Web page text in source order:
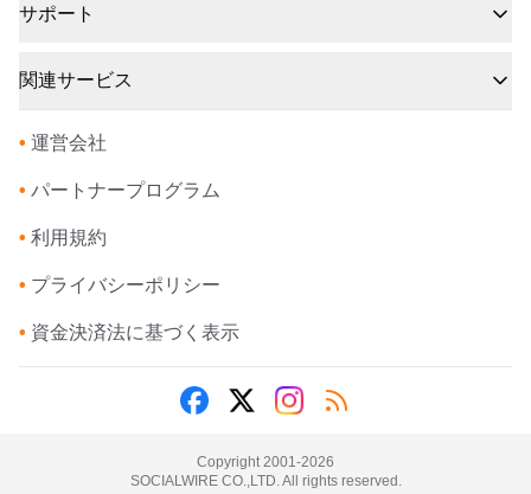
サポート
関連サービス
• 運営会社
• パートナープログラム
• 利用規約
• プライバシーポリシー
• 資金決済法に基づく表示
Copyright 2001-2026
SOCIALWIRE CO.,LTD. All rights reserved.